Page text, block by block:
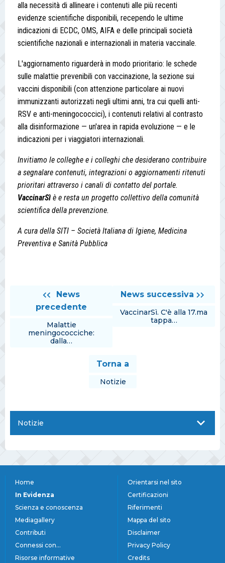
alla necessità di allineare i contenuti alle più recenti
evidenze scientifiche disponibili, recependo le ultime
indicazioni di ECDC, OMS, AIFA e delle principali società
scientifiche nazionali e internazionali in materia vaccinale.
L'aggiornamento riguarderà in modo prioritario: le schede
sulle malattie prevenibili con vaccinazione, la sezione sui
vaccini disponibili (con attenzione particolare ai nuovi
immunizzanti autorizzati negli ultimi anni, tra cui quelli anti-
RSV e anti-meningococcici), i contenuti relativi al contrasto
alla disinformazione — un'area in rapida evoluzione — e le
indicazioni per i viaggiatori internazionali.
Invitiamo le colleghe e i colleghi che desiderano contribuire
a segnalare contenuti, integrazioni o aggiornamenti ritenuti
prioritari attraverso i canali di contatto del portale.
VaccinarSì è e resta un progetto collettivo della comunità
scientifica della prevenzione.
A cura della SITI – Società Italiana di Igiene, Medicina
Preventiva e Sanità Pubblica
News
precedente
Malattie
meningococciche:
dalla…
News successiva
VaccinarSì. C'è alla 17.ma
tappa…
Torna a
Notizie
Notizie
Home
In Evidenza
Scienza e conoscenza
Mediagallery
Contributi
Connessi con...
Risorse informative
Orientarsi nel sito
Certificazioni
Riferimenti
Mappa del sito
Disclaimer
Privacy Policy
Credits